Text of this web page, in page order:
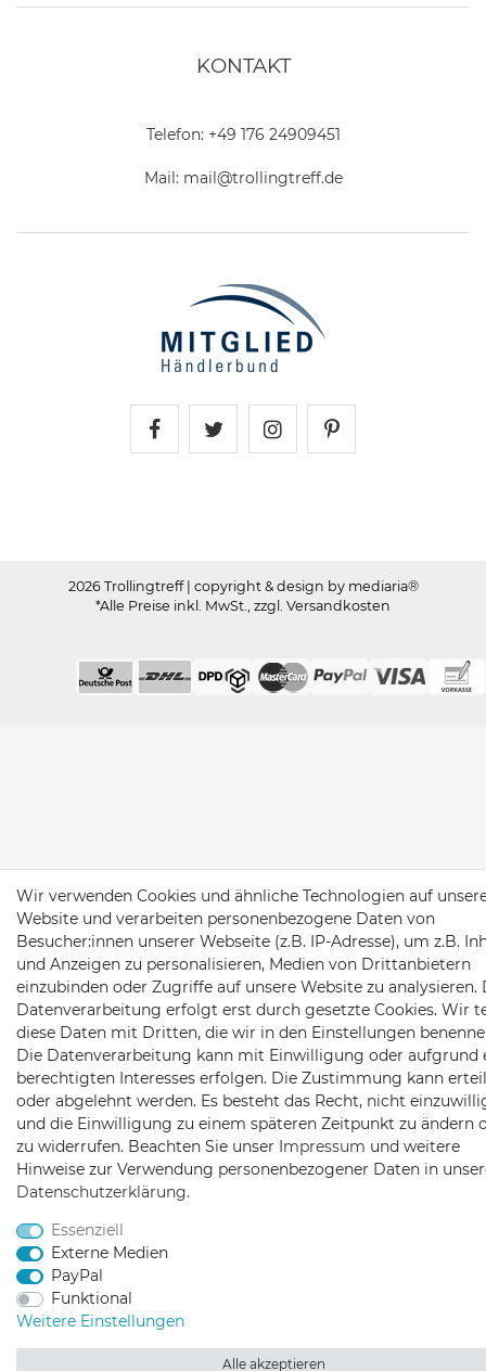
KONTAKT
Telefon: +49 176 24909451
Mail: mail@trollingtreff.de
2026 Trollingtreff | copyright & design by mediaria®
*Alle Preise inkl. MwSt., zzgl. Versandkosten
Wir verwenden Cookies und ähnliche Technologien auf
Website und verarbeiten personenbezogene Daten von
Besucher:innen unserer Webseite (z.B. IP-Adresse), um z.B.
und Anzeigen zu personalisieren, Medien von Drittanbietern
einzubinden oder Zugriffe auf unsere Website zu analysieren.
Datenverarbeitung erfolgt erst durch gesetzte Cookies. Wir
diese Daten mit Dritten, die wir in den Einstellungen
Die Datenverarbeitung kann mit Einwilligung oder aufgrund
berechtigten Interesses erfolgen. Die Zustimmung kann
oder abgelehnt werden. Es besteht das Recht, nicht
und die Einwilligung zu einem späteren Zeitpunkt zu ändern
zu widerrufen. Beachten Sie unser Impressum und weitere
Hinweise zur Verwendung personenbezogener Daten in
Daten­schutz­erklärung.
Essenziell
Externe Medien
PayPal
Funktional
Weitere Einstellungen
Alle akzeptieren